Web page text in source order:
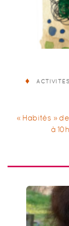
« Habités »
à